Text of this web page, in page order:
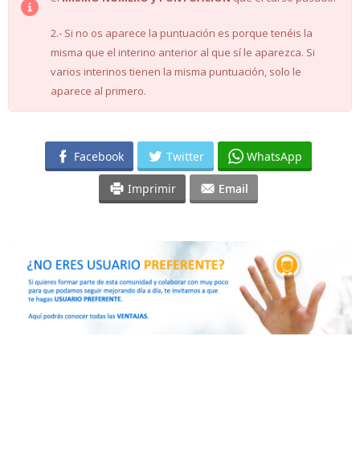
2.- Si no os aparece la puntuación es porque tenéis la
misma que el interino anterior al que sí le aparezca. Si
varios interinos tienen la misma puntuación, solo le
aparece al primero.
Facebook Twitter WhatsApp
Imprimir Email